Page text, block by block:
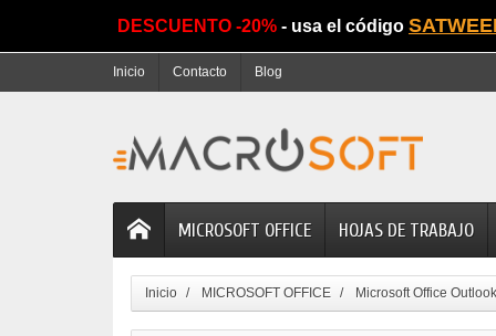
DESCUENTO -20% - usa el código
Inicio Contacto Blog
MICROSOFT OFFICE HOJAS DE TRABAJO
Inicio MICROSOFT OFFICE Microsoft Office Outlook